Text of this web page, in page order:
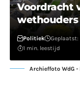
Voordracht
Politiek Geplaatst:
1 min. leestijd
Archieffoto WdG -